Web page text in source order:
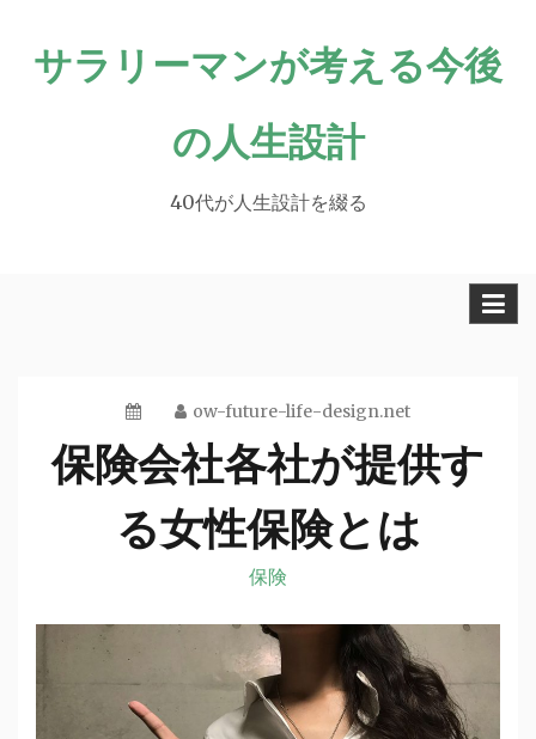
サラリーマンが考える今後
の人生設計
40代が人生設計を綴る
ow-future-life-design.net
保険会社各社が提供す
る女性保険とは
保険